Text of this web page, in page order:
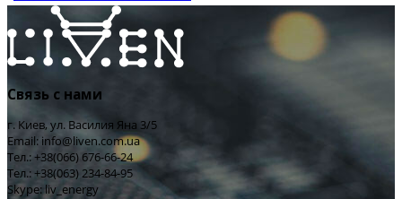
Связь с нами
г. Киев, ул. Василия Яна 3/5
Email: info@liven.com.ua
Тел.: +38(066) 676-66-24
Тел.: +38(063) 234-84-95
Skype: liv_energy